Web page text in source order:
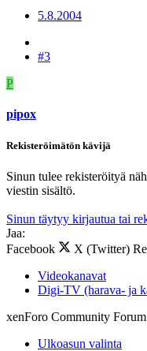
5.8.2004
#3
P
pipox
Rekisteröimätön kävijä
Sinun tulee rekisteröityä
viestin sisältö.
Sinun täytyy kirjautua tai
Jaa:
Facebook
X (Twitter)
Videokanavat
Digi-TV (harava- ja
xenForo Community
Ulkoasun valinta